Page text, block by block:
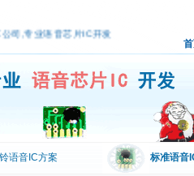
公司,专业语音芯片IC开发
语音IC方案 标准语音